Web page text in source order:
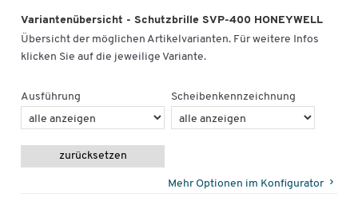
Variantenübersicht - Schutzbrille SVP-400 HONEYWELL
Übersicht der möglichen Artikelvarianten. Für weitere Infos
klicken Sie auf die jeweilige Variante.
Ausführung Scheibenkennzeichnung
zurücksetzen
Mehr Optionen im Konfigurator